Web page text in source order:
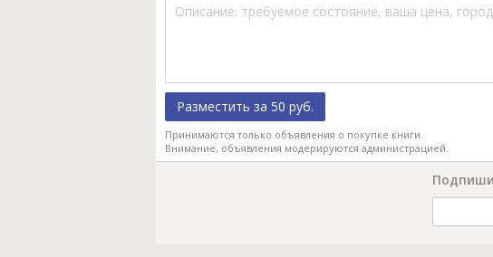
Разместить за 50 руб.
Принимаются только объявления о покупке книги.
Внимание, объявления модерируются администрацией.